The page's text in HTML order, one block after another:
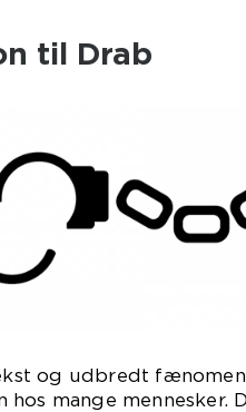
til Drab
og udbredt
mange mennesker.